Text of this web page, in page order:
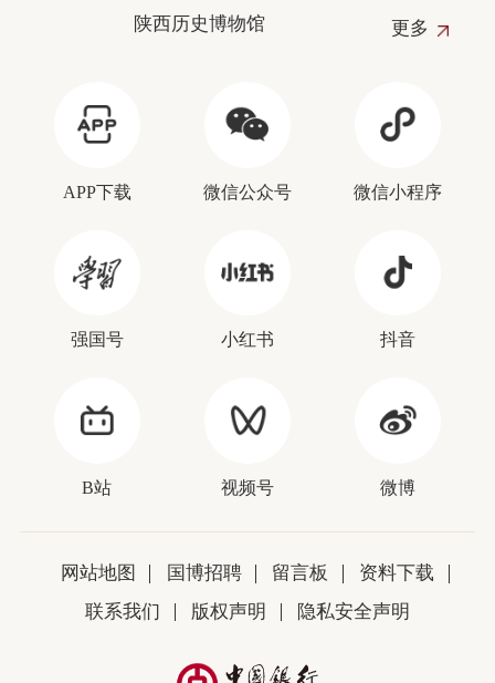
陕西历史博物馆
更多
APP下载 微信公众号 微信小程序
强国号 小红书 抖音
B站 视频号 微博
网站地图 国博招聘 留言板
资料下载
联系我们
版权声明 隐私安全声明